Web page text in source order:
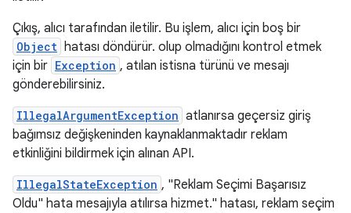
Çıkış, alıcı tarafından iletilir. Bu işlem, alıcı için boş bir
Object hatası döndürür. olup olmadığını kontrol etmek
için bir Exception , atılan istisna türünü ve mesajı
gönderebilirsiniz.
IllegalArgumentException atlanırsa geçersiz giriş
bağımsız değişkeninden kaynaklanmaktadır reklam
etkinliğini bildirmek için alınan API.
IllegalStateException , "Reklam Seçimi Başarısız
Oldu" hata mesajıyla atılırsa hizmet." hatası, reklam seçim